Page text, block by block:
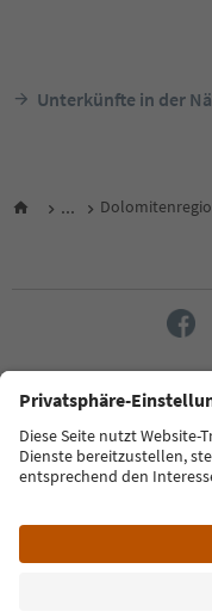
Unterkünfte in der
...
FAQ Kontakt Presse